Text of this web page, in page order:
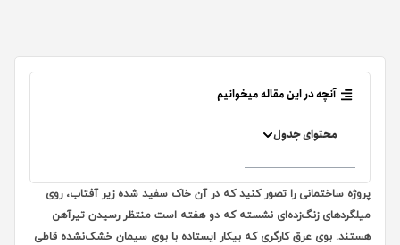
آنچه در این مقاله میخوانیم
محتوای جدول
پروژه ساختمانی را تصور کنید که در آن خاک سفید شده زیر آفتاب، روی
میلگردهای زنگ‌زده‌ای نشسته که دو هفته است منتظر رسیدن تیرآهن
هستند. بوی عرق کارگری که بیکار ایستاده با بوی سیمان خشک‌نشده قاطی